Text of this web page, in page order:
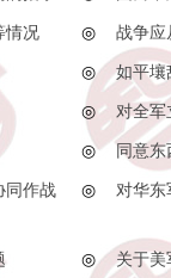
情况 ◎ 战争应
◎ 如平壤
◎ 对全军
◎ 同意东
同作战
◎ 对华东
◎ 关于美